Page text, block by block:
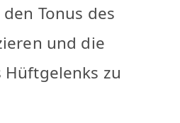
Tonus des
und die
zu